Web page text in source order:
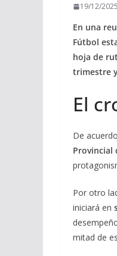
19/12/2025
En una
Fútbol
hoja de
trimestre
El
De
Provincial
Por otro
iniciará en
mitad de